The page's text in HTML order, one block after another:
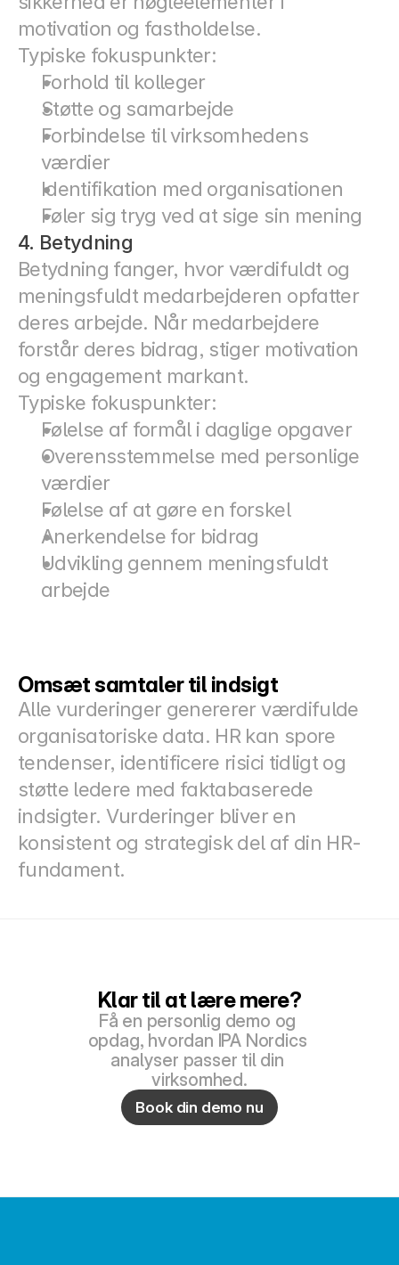
motivation og fastholdelse.
Typiske fokuspunkter:
Forhold til kolleger
Støtte og samarbejde
Forbindelse til virksomhedens
værdier
Identifikation med organisationen
Føler sig tryg ved at sige sin mening
4. Betydning
Betydning fanger, hvor værdifuldt og
meningsfuldt medarbejderen opfatter
deres arbejde. Når medarbejdere
forstår deres bidrag, stiger motivation
og engagement markant.
Typiske fokuspunkter:
Følelse af formål i daglige opgaver
Overensstemmelse med personlige
værdier
Følelse af at gøre en forskel
Anerkendelse for bidrag
Udvikling gennem meningsfuldt
arbejde
Omsæt samtaler til indsigt
Alle vurderinger genererer værdifulde
organisatoriske data. HR kan spore
tendenser, identificere risici tidligt og
støtte ledere med faktabaserede
indsigter. Vurderinger bliver en
konsistent og strategisk del af din HR-
fundament.
Klar til at lære mere?
Få en personlig demo og
opdag, hvordan IPA Nordics
analyser passer til din
virksomhed.
Book din demo nu